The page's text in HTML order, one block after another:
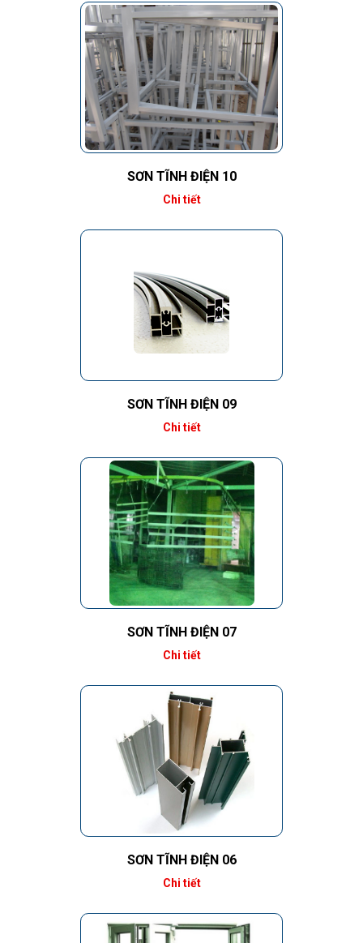
SƠN TĨNH ĐIỆN 10
Chi tiết
SƠN TĨNH ĐIỆN 09
Chi tiết
SƠN TĨNH ĐIỆN 07
Chi tiết
SƠN TĨNH ĐIỆN 06
Chi tiết